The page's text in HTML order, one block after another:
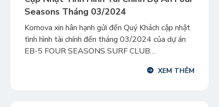
Seasons Tháng 03/2024
Kornova xin hân hạnh gửi đến Quý Khách cập nhật
tình hình tài chính đến tháng 03/2024 của dự án
EB-5 FOUR SEASONS SURF CLUB
đẳng cấp tọa lạc tại trung tâm Miami, bangXEM THÊM